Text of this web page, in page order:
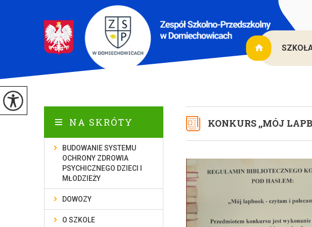
KONKURS ,,MÓJ
NA SKRÓTY
BUDOWANIE SYSTEMU
OCHRONY ZDROWIA
PSYCHICZNEGO DZIECI I
MŁODZIEŻY
DOWOZY
O SZKOLE